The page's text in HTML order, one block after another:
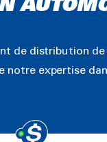
de distribution de
expertise